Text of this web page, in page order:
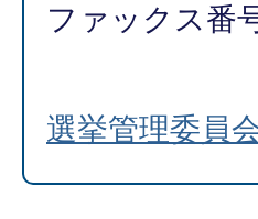
ファックス番
選挙管理委員